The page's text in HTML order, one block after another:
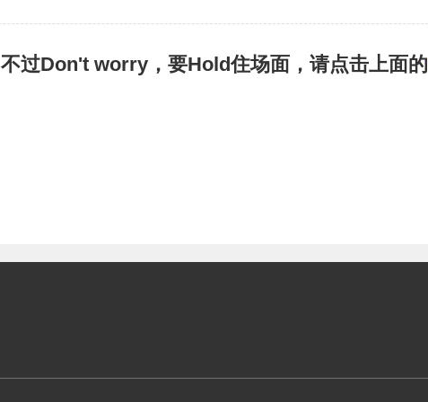
不过Don't worry，要Hold住场面，请点击上面的